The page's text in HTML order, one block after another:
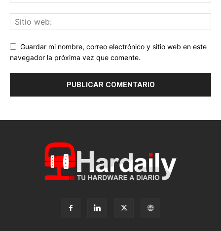
Guardar mi nombre, correo electrónico y sitio web en este
navegador la próxima vez que comente.